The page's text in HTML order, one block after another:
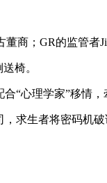
商；GR的监管者
椅。
“心理学家”移情，
求生者将密码机破